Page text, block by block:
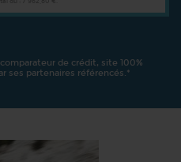
de crédit, site 100%
ses partenaires référencés.*